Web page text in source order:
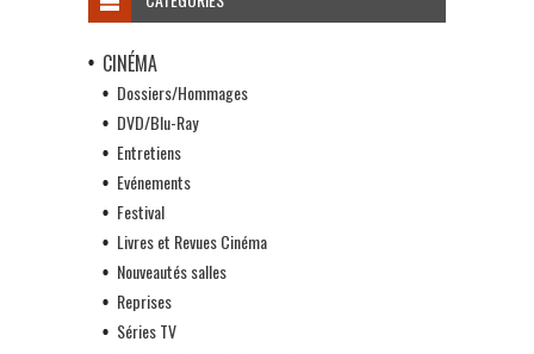
CINÉMA
Dossiers/Hommages
DVD/Blu-Ray
Entretiens
Evénements
Festival
Livres et Revues Cinéma
Nouveautés salles
Reprises
Séries TV